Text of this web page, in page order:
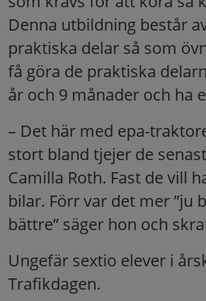
Denna utbildning består
praktiska delar så som
få göra de praktiska
år och 9 månader och ha
– Det här med epa-
stort bland tjejer de
Camilla Roth. Fast de vill
bilar. Förr var det mer ”ju
bättre” säger hon och
Ungefär sextio elever i
Trafikdagen.